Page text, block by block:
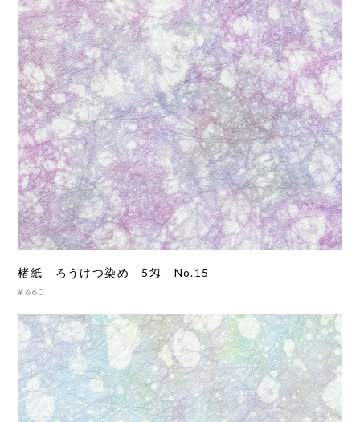
楮紙 ろうけつ染め 5匁 No.15
¥660